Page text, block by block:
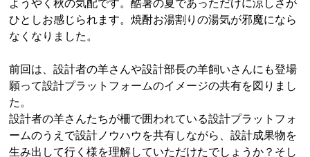
ようやく秋の気配です。酷暑の夏であっただけに涼しさが
ひとしお感じられます。焼酎お湯割りの湯気が邪魔になら
なくなりました。
前回は、設計者の羊さんや設計部長の羊飼いさんにも登場
願って設計プラットフォームのイメージの共有を図りまし
た。
設計者の羊さんたちが柵で囲われている設計プラットフォ
ームのうえで設計ノウハウを共有しながら、設計成果物を
生み出して行く様を理解していただけたでしょうか？そし